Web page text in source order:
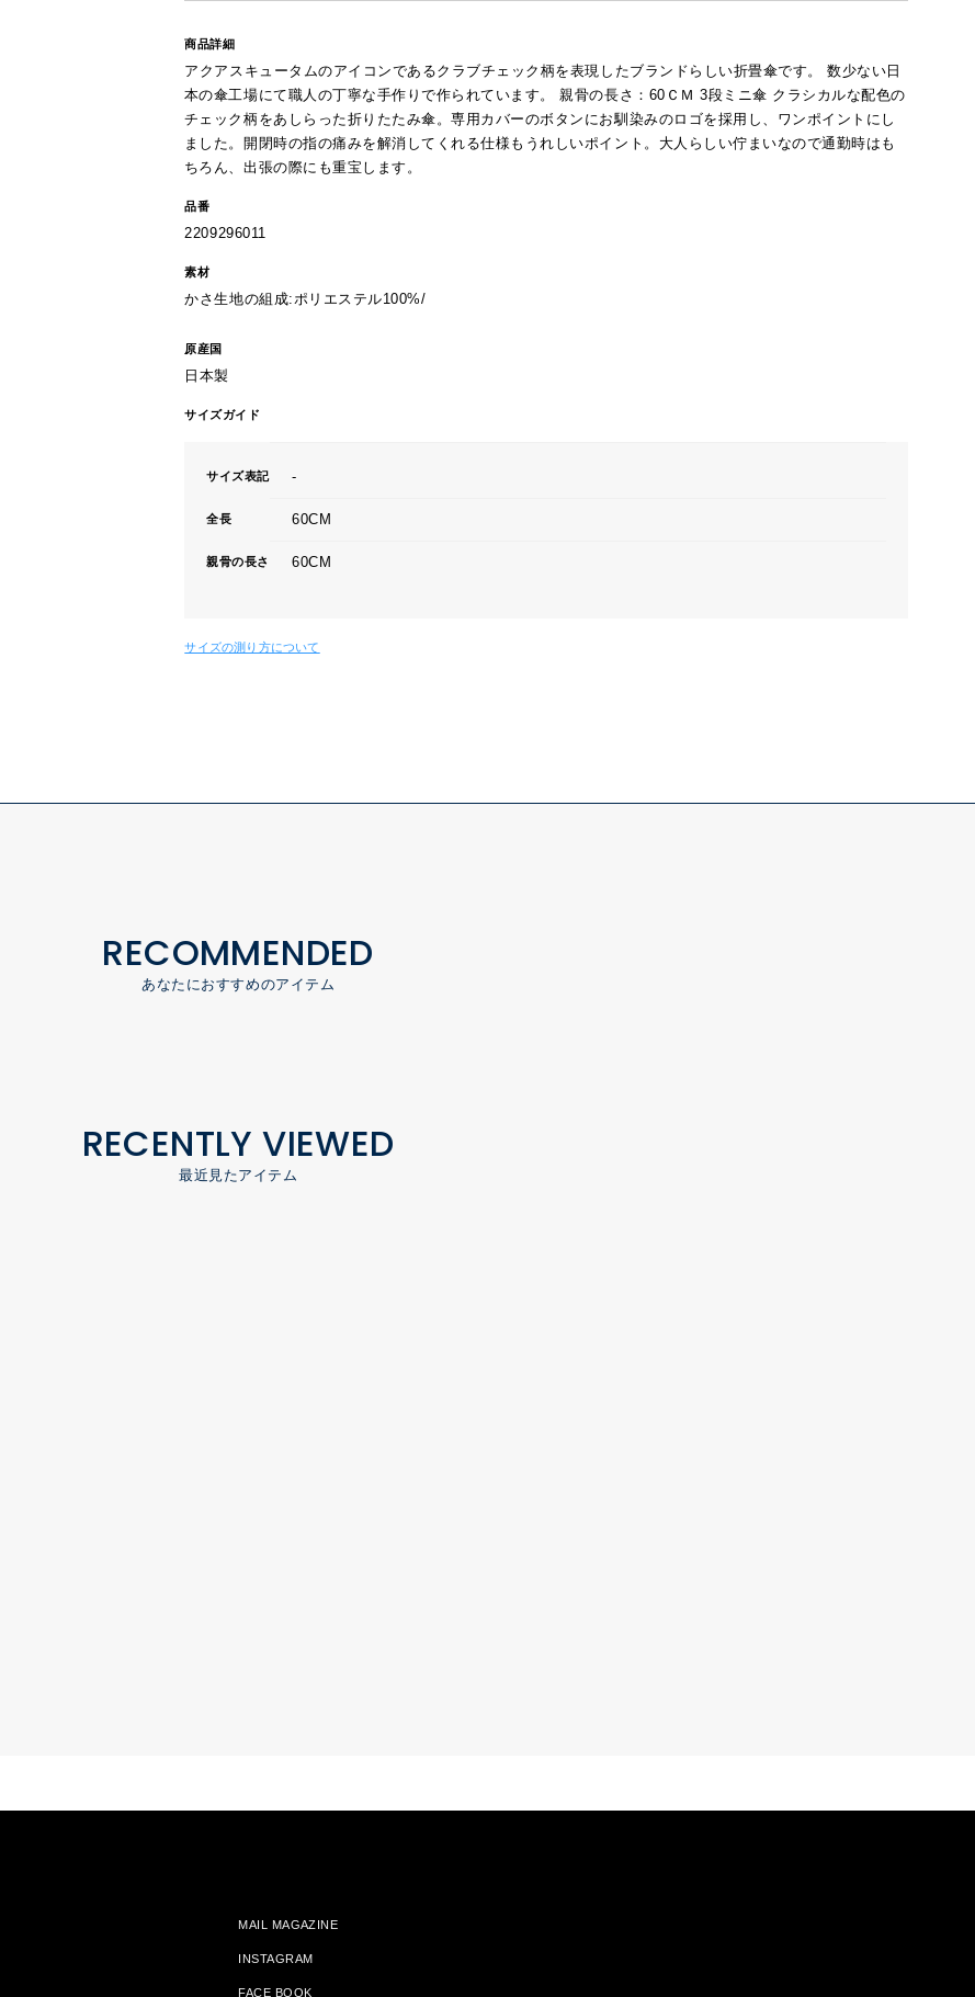
商品詳細
アクアスキュータムのアイコンであるクラブチェック柄を表現したブランドらしい折畳傘です。 数少ない日
本の傘工場にて職人の丁寧な手作りで作られています。 親骨の長さ：60ＣＭ 3段ミニ傘 クラシカルな配色の
チェック柄をあしらった折りたたみ傘。専用カバーのボタンにお馴染みのロゴを採用し、ワンポイントにし
ました。開閉時の指の痛みを解消してくれる仕様もうれしいポイント。大人らしい佇まいなので通勤時はも
ちろん、出張の際にも重宝します。
品番
2209296011
素材
かさ生地の組成:ポリエステル100%/
原産国
日本製
サイズガイド
サイズ表記 -
全長 60CM
親骨の長さ 60CM
サイズの測り方について
RECOMMENDED
あなたにおすすめのアイテム
RECENTLY VIEWED
最近見たアイテム
MAIL MAGAZINE
INSTAGRAM
FACE BOOK